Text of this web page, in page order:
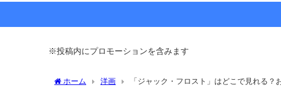
※投稿内にプロモーションを含みます
ホーム 洋画 「ジャック・フロスト」はどこで見れる